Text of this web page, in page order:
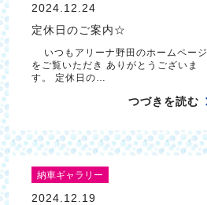
2024.12.24
定休日のご案内☆
いつもアリーナ野田のホームページ
をご覧いただき ありがとうございま
す。 定休日の…
つづきを読む
納車ギャラリー
2024.12.19